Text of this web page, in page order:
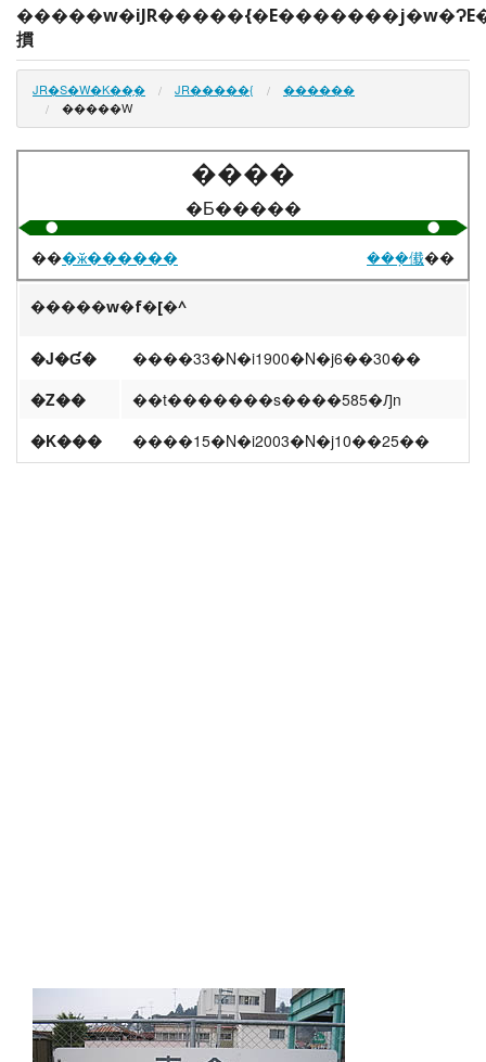
摜
JR�S�W�K��̗� JR�����{
������
�����W
����
�Ƃ�����
���ӂ������ ���݂傤��
�����w�f�[�^
�J�Ɠ�
����33�N�i1900�N�j6��30��
�Z��
��t�������s����585�Ԓn
�K���
����15�N�i2003�N�j10��25��